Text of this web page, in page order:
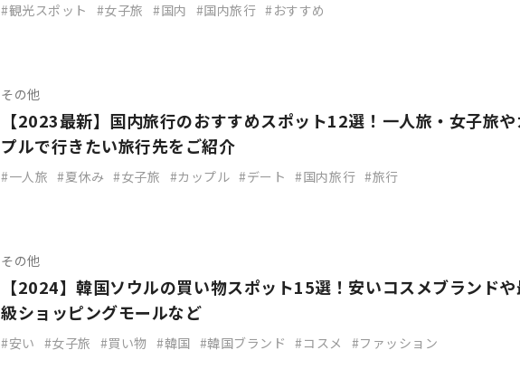
観光スポット 女子旅 国内 国内旅行 おすすめ
その他
【2023最新】国内旅行のおすすめスポット12選！一人旅・女子旅や
プルで行きたい旅行先をご紹介
一人旅 夏休み 女子旅 カップル デート 国内旅行 旅行
その他
【2024】韓国ソウルの買い物スポット15選！安いコスメブランドや
級ショッピングモールなど
安い 女子旅 買い物 韓国 韓国ブランド コスメ ファッション